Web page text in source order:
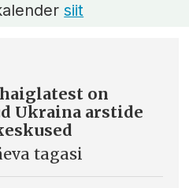
siit
on
Ukraina arstide
tagasi